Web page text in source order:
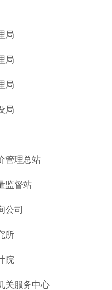
局
局
局
局
理总站
监督站
司
所
院
服务中心